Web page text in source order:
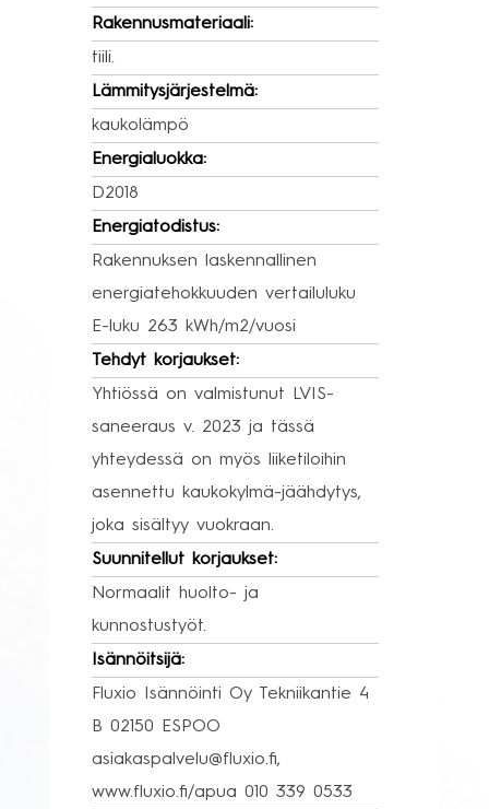
Rakennusmateriaali:
tiili.
Lämmitysjärjestelmä:
kaukolämpö
Energialuokka:
D2018
Energiatodistus:
Rakennuksen laskennallinen
energiatehokkuuden vertailuluku
E-luku 263 kWh/m2/vuosi
Tehdyt korjaukset:
Yhtiössä on valmistunut LVIS-
saneeraus v. 2023 ja tässä
yhteydessä on myös liiketiloihin
asennettu kaukokylmä-jäähdytys,
joka sisältyy vuokraan.
Suunnitellut korjaukset:
Normaalit huolto- ja
kunnostustyöt.
Isännöitsijä:
Fluxio Isännöinti Oy Tekniikantie 4
B 02150 ESPOO
asiakaspalvelu@fluxio.fi,
www.fluxio.fi/apua 010 339 0533